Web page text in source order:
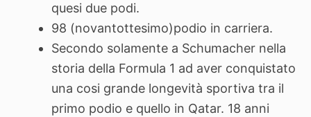
quesi due podi.
98 (novantottesimo)podio in carriera.
Secondo solamente a Schumacher nella
storia della Formula 1 ad aver conquistato
una cosi grande longevità sportiva tra il
primo podio e quello in Qatar. 18 anni